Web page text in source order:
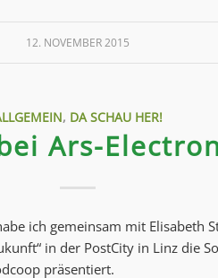
12. NOVEMBER 2015
, DA SCHAU HER!
Ars-
ich gemeinsam mit Elisabeth
in der PostCity in Linz die
präsentiert.